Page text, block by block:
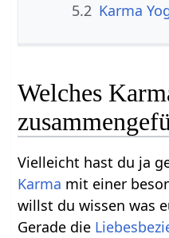
5.2 Karma
Welches
Vielleicht hast du ja
Karma mit einer
willst du wissen was
Gerade die